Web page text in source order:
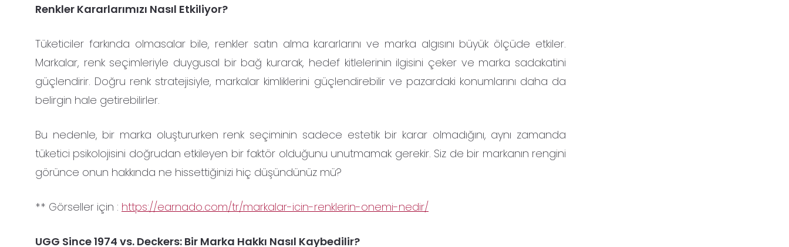
Renkler Kararlarımızı Nasıl Etkiliyor?
Tüketiciler farkında olmasalar bile, renkler satın alma kararlarını ve marka algısını büyük ölçüde etkiler.
Markalar, renk seçimleriyle duygusal bir bağ kurarak, hedef kitlelerinin ilgisini çeker ve marka sadakatini
güçlendirir. Doğru renk stratejisiyle, markalar kimliklerini güçlendirebilir ve pazardaki konumlarını daha da
belirgin hale getirebilirler.
Bu nedenle, bir marka oluştururken renk seçiminin sadece estetik bir karar olmadığını, aynı zamanda
tüketici psikolojisini doğrudan etkileyen bir faktör olduğunu unutmamak gerekir. Siz de bir markanın rengini
görünce onun hakkında ne hissettiğinizi hiç düşündünüz mü?
** Görseller için : https://earnado.com/tr/markalar-icin-renklerin-onemi-nedir/
UGG Since 1974 vs. Deckers: Bir Marka Hakkı Nasıl Kaybedilir?